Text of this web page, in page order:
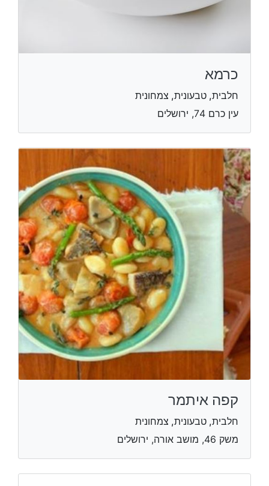
כרמא
חלבית, טבעונית, צמחונית
עין כרם 74, ירושלים
קפה איתמר
חלבית, טבעונית, צמחונית
משק 46, מושב אורה, ירושלים